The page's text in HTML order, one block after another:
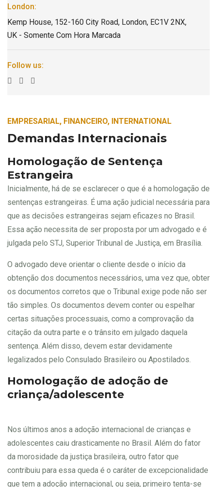
London:
Kemp House, 152-160 City Road, London, EC1V 2NX,
UK - Somente Com Hora Marcada
Follow us:
EMPRESARIAL, FINANCEIRO, INTERNATIONAL
Demandas Internacionais
Homologação de Sentença
Estrangeira
Inicialmente, há de se esclarecer o que é a homologação de
sentenças estrangeiras. É uma ação judicial necessária para
que as decisões estrangeiras sejam eficazes no Brasil.
Essa ação necessita de ser proposta por um advogado e é
julgada pelo STJ, Superior Tribunal de Justiça, em Brasília.
O advogado deve orientar o cliente desde o início da
obtenção dos documentos necessários, uma vez que, obter
os documentos corretos que o Tribunal exige pode não ser
tão simples. Os documentos devem conter ou espelhar
certas situações processuais, como a comprovação da
citação da outra parte e o trânsito em julgado daquela
sentença. Além disso, devem estar devidamente
legalizados pelo Consulado Brasileiro ou Apostilados.
Homologação de adoção de
criança/adolescente
Nos últimos anos a adoção internacional de crianças e
adolescentes caiu drasticamente no Brasil. Além do fator
da morosidade da justiça brasileira, outro fator que
contribuiu para essa queda é o caráter de excepcionalidade
que tem a adoção internacional, ou seja, primeiro tenta-se